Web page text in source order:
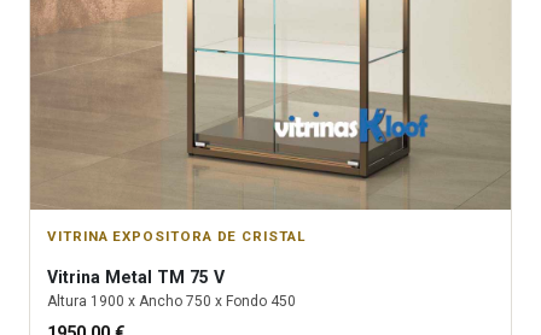
VITRINA EXPOSITORA DE CRISTAL
Vitrina Metal TM 75 V
Altura 1900 x Ancho 750 x Fondo 450